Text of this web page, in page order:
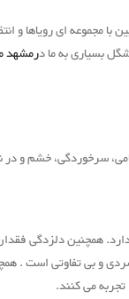
مجموعه ای رویاها و
بسیاری به ما درمشهد
سرخوردگی، خشم و
همچنین دلزدگی
و بی تفاوتی است .
می کنند.